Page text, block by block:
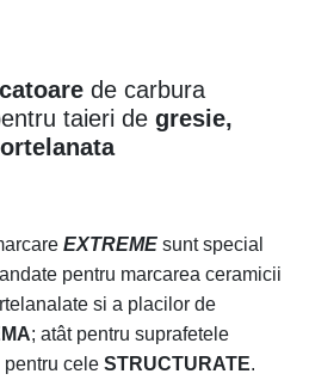
de carbura
taieri de gresie,
EXTREME sunt special
pentru marcarea ceramicii
si a placilor de
; atât pentru suprafetele
pentru cele STRUCTURATE.